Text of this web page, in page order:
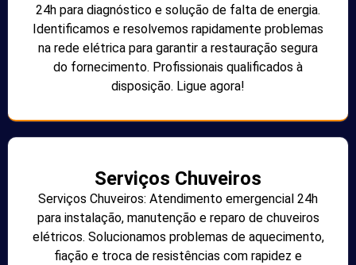
24h para diagnóstico e solução de falta de energia.
Identificamos e resolvemos rapidamente problemas
na rede elétrica para garantir a restauração segura
do fornecimento. Profissionais qualificados à
disposição. Ligue agora!
Serviços Chuveiros
Serviços Chuveiros: Atendimento emergencial 24h
para instalação, manutenção e reparo de chuveiros
elétricos. Solucionamos problemas de aquecimento,
fiação e troca de resistências com rapidez e